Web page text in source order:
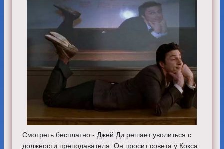
Смотреть бесплатно - Джей Ди решает уволиться с
должности преподавателя. Он просит совета у Кокса.